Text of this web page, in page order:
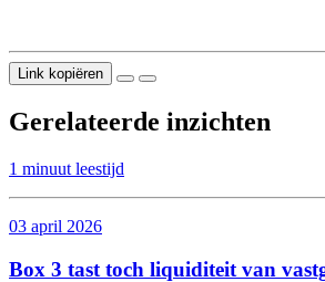
Link kopiëren
Gerelateerde inzichten
1 minuut leestijd
03 april 2026
Box 3 tast toch liquiditeit van